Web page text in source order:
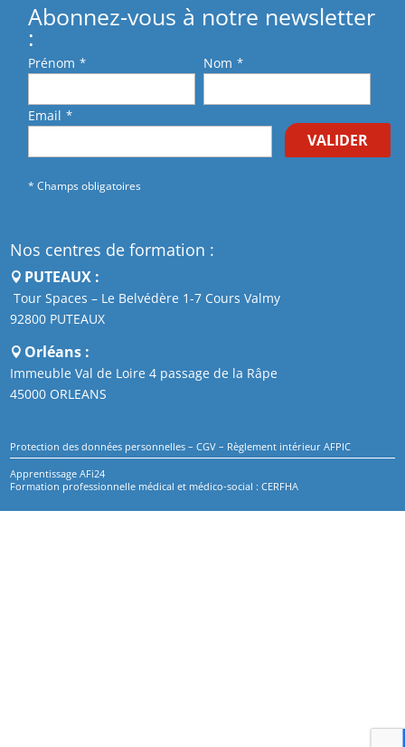
Abonnez-vous à notre newsletter
:
Prénom * Nom *
Email *
VALIDER
* Champs obligatoires
Nos centres de formation :
PUTEAUX :
Tour Spaces – Le Belvédère 1-7 Cours Valmy
92800 PUTEAUX
Orléans :
Immeuble Val de Loire 4 passage de la Râpe
45000 ORLEANS
Protection des données personnelles –CGV – Règlement intérieur AFPIC
Apprentissage AFi24
Formation professionnelle médical et médico-social : CERFHA